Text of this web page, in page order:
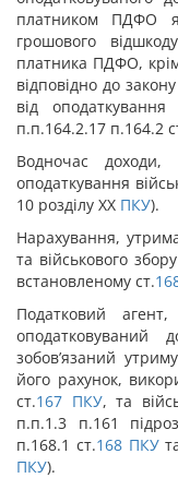
платником ПДФО
грошового
платника ПДФО,
відповідно до
від
п.п.164.2.17 п.164.2
Водночас доходи,
оподаткування
10 розділу XX ПКУ).
Нарахування,
та військового
встановленому ст.
Податковий
зобов’язаний
його рахунок,
ст.167 ПКУ, та
п.п.1.3 п.161
п.168.1 ст.168 ПКУ
ПКУ).